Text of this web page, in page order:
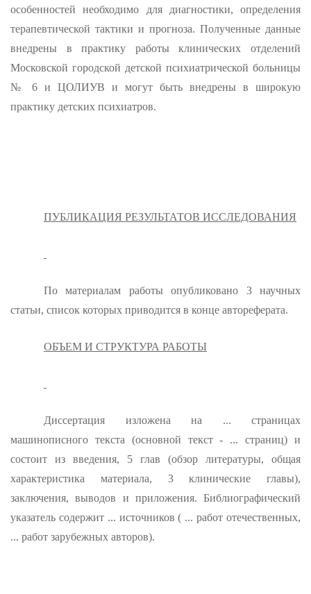
особенностей необходимо для ди­агностики, определения
терапевтической тактики и прогноза. По­лученные данные
внедрены в практику работы клинических отделе­ний
Московской городской детской психиатрической больницы
№ 6 и ЦОЛИУВ и могут быть внедрены в широкую
практику детских пси­хиатров.
ПУБЛИКАЦИЯ РЕЗУЛЬТАТОВ ИССЛЕДОВАНИЯ
По материалам рабо­ты опубликовано 3 научных
статьи, список которых приводится в конце автореферата.
ОБЪЕМ И СТРУКТУРА РАБОТЫ
Диссертация изложена на ... страницах
машинописного текста (основной текст - ... страниц) и
состоит из введения, 5 глав (обзор литературы, общая
характе­ристика материала, 3 клинические главы),
заключения, выводов и приложения. Библиографический
указатель содержит ... источни­ков ( ... работ отечественных,
... работ зарубежных авторов).